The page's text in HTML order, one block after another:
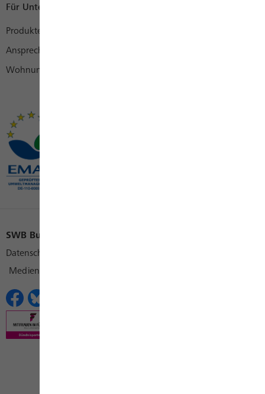
Für Unternehmen
Produkte
Ansprechpartner
Wohnungswirtschaft
SWB Bus und Bahn
Datenschutz
Medienkontakt